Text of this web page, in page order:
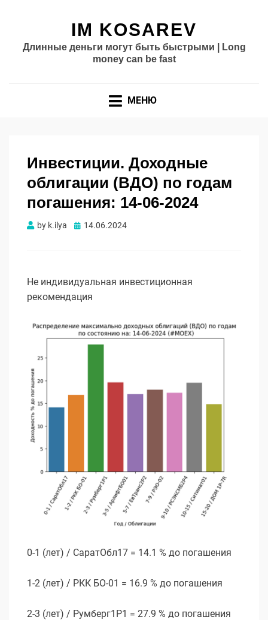
IM KOSAREV
Длинные деньги могут быть быстрыми | Long
money can be fast
МЕНЮ
Инвестиции. Доходные
облигации (ВДО) по годам
погашения: 14-06-2024
by k.ilya Опубликовано
14.06.2024
Не индивидуальная инвестиционная
рекомендация
0-1 (лет) / СаратОбл17 = 14.1 % до погашения
1-2 (лет) / РКК БО-01 = 16.9 % до погашения
2-3 (лет) / Румберг1P1 = 27.9 % до погашения